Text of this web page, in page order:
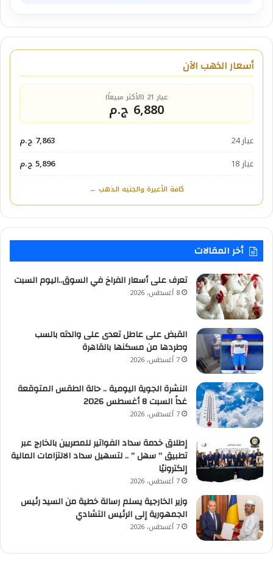
أسعار الذهب الآن
عيار 21 (الأكثر مبيعاً)
6,880 ج.م
عيار 24
7,863 ج.م
عيار 18
5,896 ج.م
كافة الأعيرة والجنيه الذهب ←
أخر المقالات
تعرف على أسعار الفراخ في السوق..اليوم السبت
8 أغسطس، 2026
القبض على عاطل تعدى على والدته بالسب
وطردها من مسكنها بالقاهرة
7 أغسطس، 2026
النشرة الجوية اليومية .. حالة الطقس المتوقعة
غداً السبت 8 أغسطس 2026
7 أغسطس، 2026
إطلاق خدمة سداد الفواتير للمصريين بالخارج عبر
تطبيق ” سهل ” .. لتسهيل سداد الالتزامات المالية
إلكترونيًا
7 أغسطس، 2026
وزير الخارجية يسلم رسالة خطية من السيد رئيس
الجمهورية إلى الرئيس التشادي
7 أغسطس، 2026